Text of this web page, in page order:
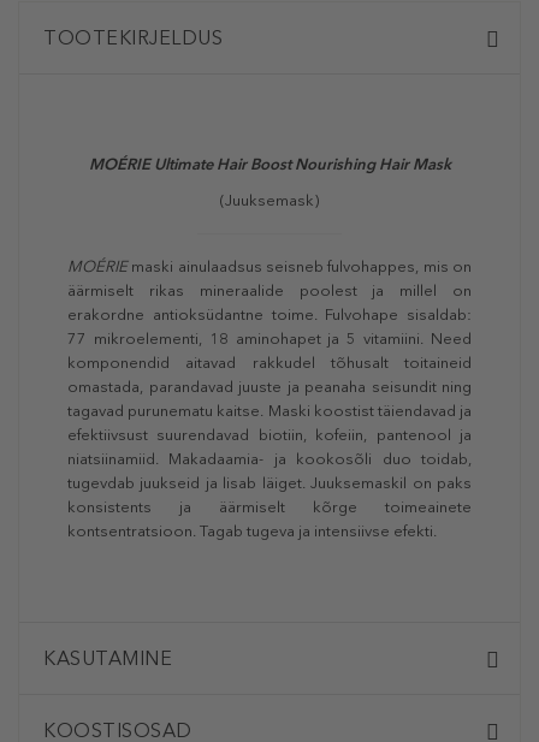
TOOTEKIRJELDUS
MOÉRIE Ultimate Hair Boost Nourishing Hair Mask
(Juuksemask)
MOÉRIEmaski ainulaadsus seisneb fulvohappes, mis on
äärmiselt rikas mineraalide poolest ja millel on
erakordne antioksüdantne toime. Fulvohape sisaldab:
77 mikroelementi, 18 aminohapet ja 5 vitamiini. Need
komponendid aitavad rakkudel tõhusalt toitaineid
omastada, parandavad juuste ja peanaha seisundit ning
tagavad purunematu kaitse. Maski koostist täiendavad ja
efektiivsust suurendavad biotiin, kofeiin, pantenool ja
niatsiinamiid. Makadaamia- ja kookosõli duo toidab,
tugevdab juukseid ja lisab läiget. Juuksemaskil on paks
konsistents ja äärmiselt kõrge toimeainete
kontsentratsioon. Tagab tugeva ja intensiivse efekti.
KASUTAMINE
KOOSTISOSAD